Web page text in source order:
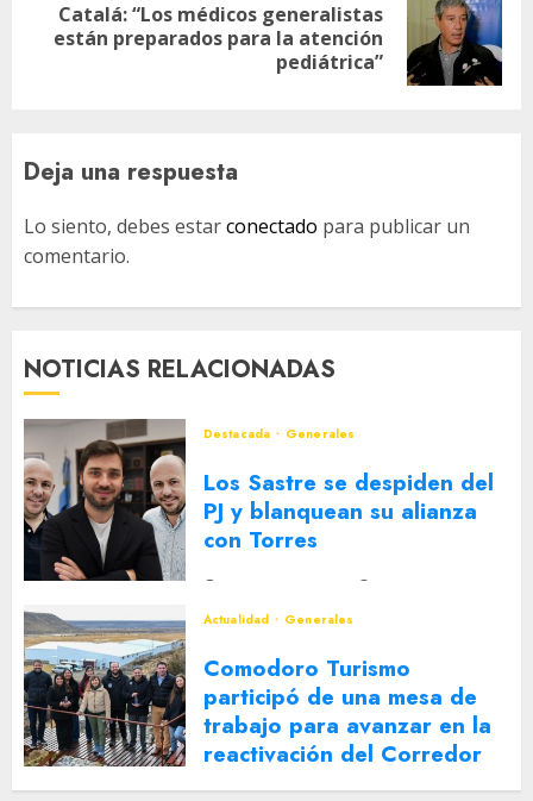
Siguiente
Catalá: “Los médicos generalistas
están preparados para la atención
pediátrica”
Deja una respuesta
Lo siento, debes estarconectado para publicar un
comentario.
NOTICIAS RELACIONADAS
Destacada Generales
Los Sastre se despiden del
PJ y blanquean su alianza
con Torres
Actualidad
Generales
Comodoro Turismo
participó de una mesa de
trabajo para avanzar en la
reactivación del Corredor
Turístico Integrado